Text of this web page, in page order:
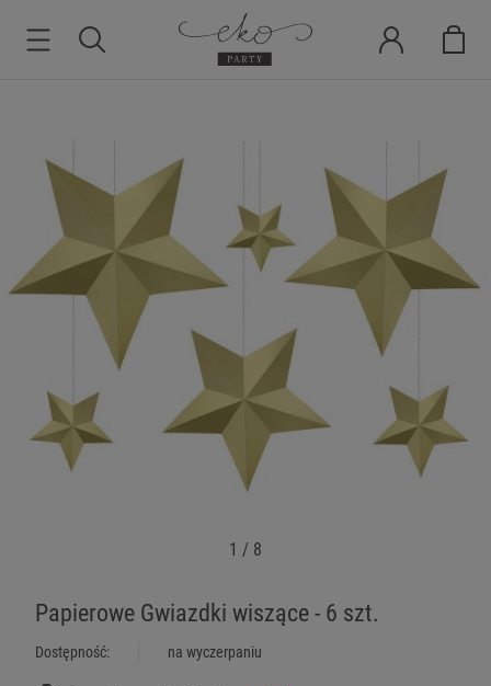
1 / 8
Papierowe Gwiazdki wiszące - 6 szt.
Dostępność: na wyczerpaniu